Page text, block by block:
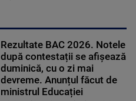
Rezultate BAC 2026. Notele
după contestații se afișează
duminică, cu o zi mai
devreme. Anunțul făcut de
ministrul Educației